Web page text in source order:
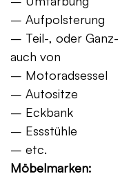
– Aufpolsterung
– Teil-, oder
auch von
– Motoradsessel
– Autositze
– Eckbank
– Essstühle
– etc.
Möbelmarken: